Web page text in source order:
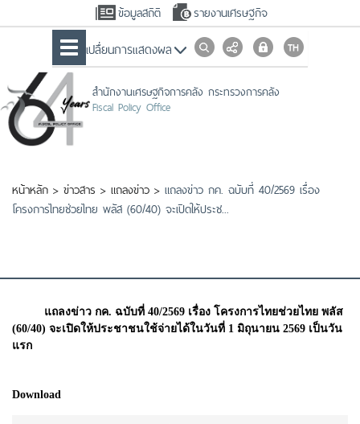
ข้อมูลสถิติ รายงานเศรษฐกิจ
เปลื่ยนการแสดงผล
สำนักงานเศรษฐกิจการคลัง กระทรวงการคลัง
Fiscal Policy Office
หน้าหลัก > ข่าวสาร > แถลงข่าว > แถลงข่าว กค. ฉบับที่ 40/2569 เรื่อง
โครงการไทยช่วยไทย พลัส (60/40) จะเปิดให้ประช...
แถลงข่าว กค. ฉบับที่ 40/2569 เรื่อง โครงการไทยช่วยไทย พลัส
(60/40) จะเปิดให้ประชาชนใช้จ่ายได้ในวันที่ 1 มิถุนายน 2569 เป็นวัน
แรก
Download